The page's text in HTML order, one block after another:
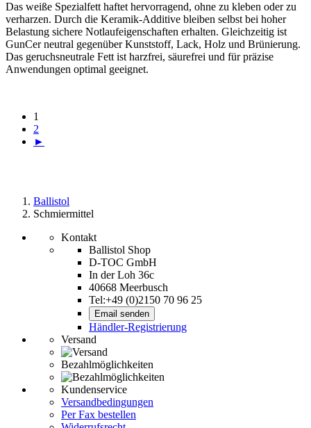
Das weiße Spezialfett haftet hervorragend, ohne zu kleben oder zu
verharzen. Durch die Keramik-Additive bleiben selbst bei hoher
Belastung sichere Notlaufeigenschaften erhalten. Gleichzeitig ist
GunCer neutral gegenüber Kunststoff, Lack, Holz und Brünierung.
Das geruchsneutrale Fett ist harzfrei, säurefrei und für präzise
Anwendungen optimal geeignet.
1
2
►
Ballistol
Schmiermittel
Kontakt
Ballistol Shop
D-TOC GmbH
In der Loh 36c
40668 Meerbusch
Tel:+49 (0)2150 70 96 25
Email senden
Händler-Registrierung
Versand
Bezahlmöglichkeiten
Kundenservice
Versandbedingungen
Per Fax bestellen